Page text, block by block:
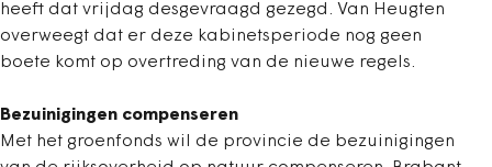
heeft dat vrijdag desgevraagd gezegd. Van Heugten
overweegt dat er deze kabinetsperiode nog geen
boete komt op overtreding van de nieuwe regels.
Bezuinigingen compenseren
Met het groenfonds wil de provincie de bezuinigingen